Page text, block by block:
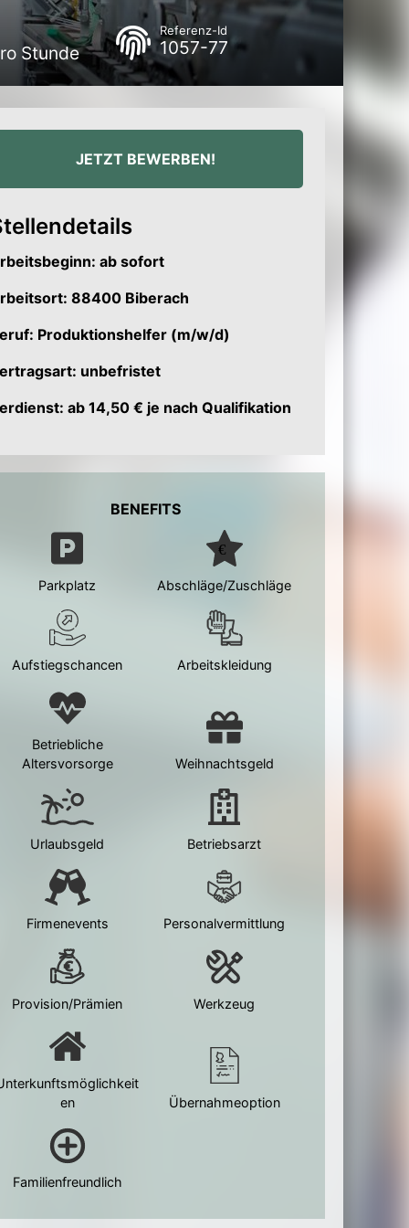
Stunde
Referenz-Id
1057-77
JETZT BEWERBEN!
ab sofort
88400 Biberach
Produktionshelfer (m/w/d)
unbefristet
ab 14,50 € je nach Qualifikation
BENEFITS
Parkplatz Abschläge/Zuschläge
Aufstiegschancen Arbeitskleidung
Betriebliche
Altersvorsorge
Weihnachtsgeld
Urlaubsgeld Betriebsarzt
Firmenevents Personalvermittlung
Provision/Prämien Werkzeug
en
Übernahmeoption
Familienfreundlich